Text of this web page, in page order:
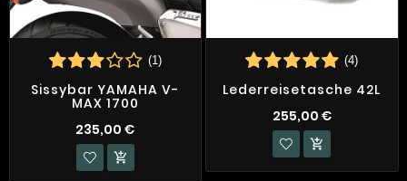
(1)
Sissybar YAMAHA V-
MAX 1700
235,00 €

(4)
Lederreisetasche 42L
255,00 €
